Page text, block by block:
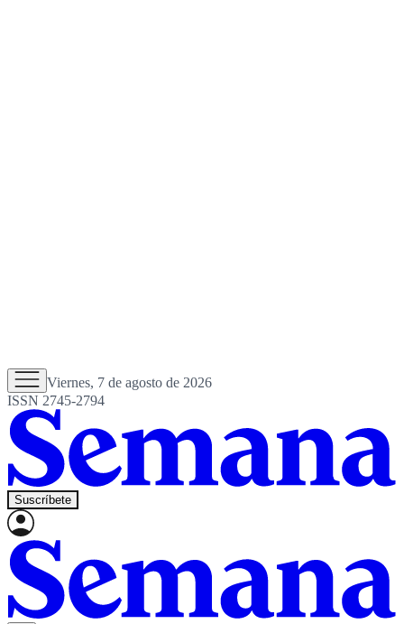
Viernes, 7 de agosto de 2026
ISSN 2745-2794
Suscríbete